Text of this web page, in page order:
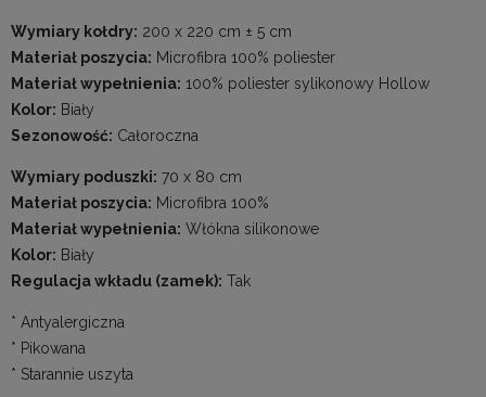
Wymiary kołdry: 200 x 220 cm ± 5 cm
Materiał poszycia: Microfibra 100% poliester
Materiał wypełnienia: 100% poliester sylikonowy Hollow
Kolor: Biały
Sezonowość: Całoroczna
Wymiary poduszki: 70 x 80 cm
Materiał poszycia: Microfibra 100%
Materiał wypełnienia: Włókna silikonowe
Kolor: Biały
Regulacja wkładu (zamek): Tak
* Antyalergiczna
* Pikowana
* Starannie uszyta